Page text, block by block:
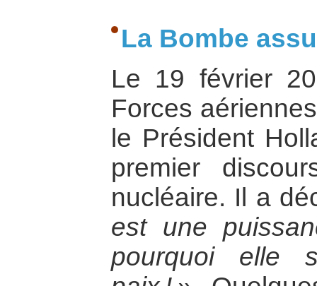
La Bombe
Le 19 février
Forces
le Président
premier
nucléaire. Il a
est une
pourquoi elle